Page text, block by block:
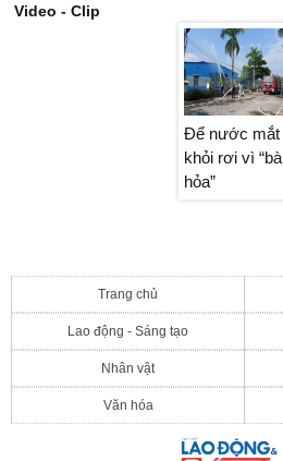
Video - Clip
Để nước mắt
khỏi rơi vì “bà
hỏa”
Trang chủ
Lao động - Sáng tạo
Nhân vật
Văn hóa